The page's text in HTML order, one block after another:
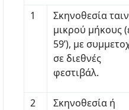
1
Σκηνοθεσία
μικρού μήκους
59’), με
σε διεθνές
φεστιβάλ.
2
Σκηνοθεσία ή